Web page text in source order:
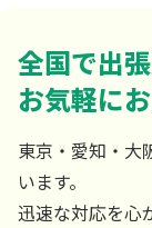
全国で出
お気軽に
東京・愛知・大
います。
迅速な対応を心